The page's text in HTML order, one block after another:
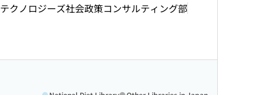
クノロジーズ社会政策コンサルティング部